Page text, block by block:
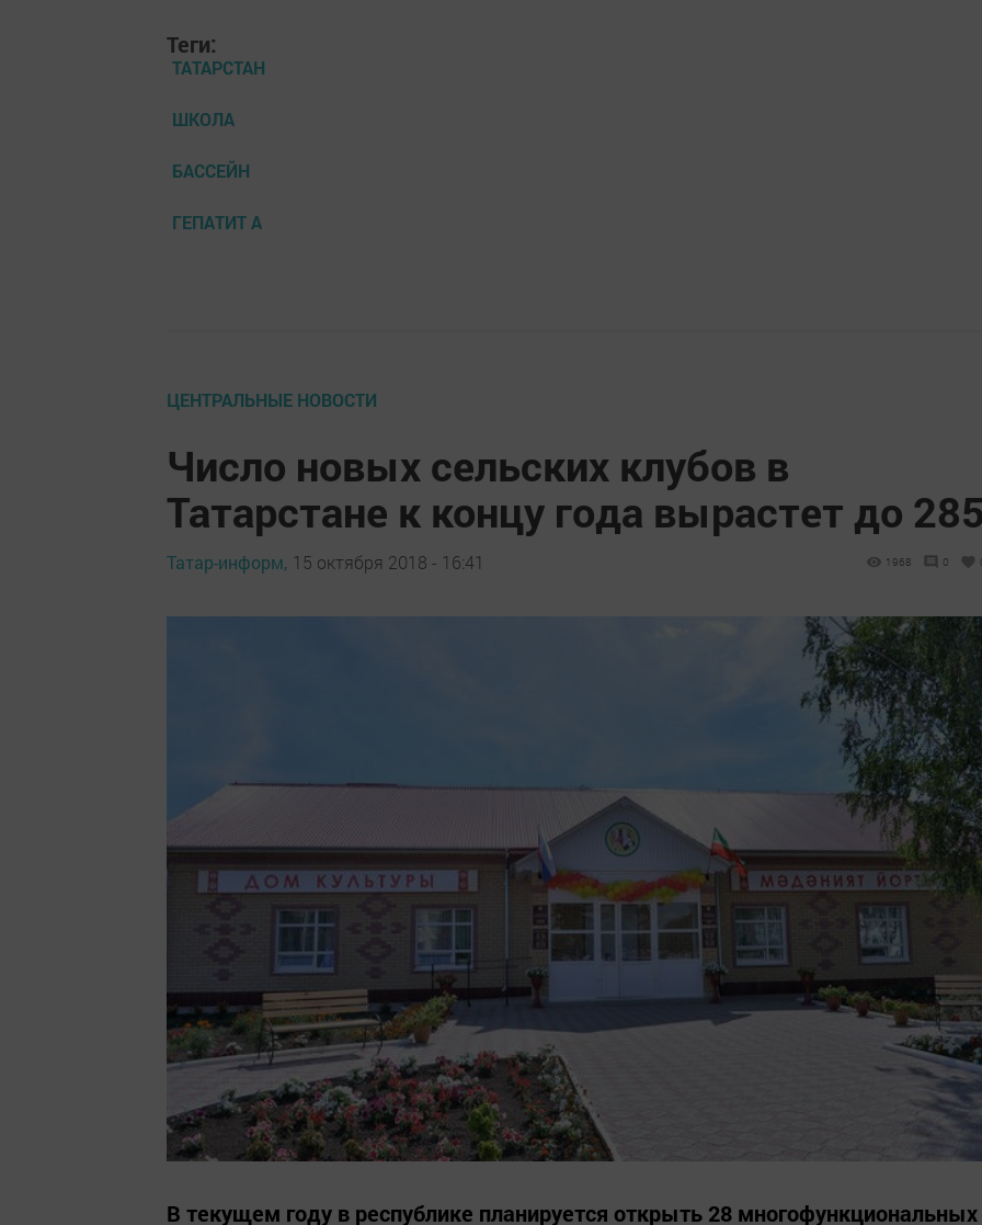
Теги:
ТАТАРСТАН
ШКОЛА
БАССЕЙН
ГЕПАТИТ А
ЦЕНТРАЛЬНЫЕ НОВОСТИ
Число новых сельских клубов в
Татарстане к концу года вырастет до
Татар-информ, 15 октября 2018 - 16:41 1968 0
В текущем году в республике планируется открыть 28 многофункциональных